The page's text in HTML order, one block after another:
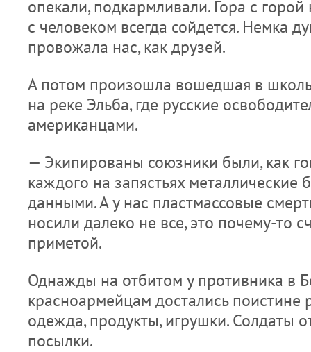
опекали, подкармливали. Гора с горой
с человеком всегда сойдется. Немка
провожала нас, как друзей.
А потом произошла вошедшая в
на реке Эльба, где русские
американцами.
— Экипированы союзники были, как
каждого на запястьях
данными. А у нас пластмассовые
носили далеко не все, это почему-то
приметой.
Однажды на отбитом у противника в
красноармейцам достались
одежда, продукты, игрушки. Солдаты
посылки.